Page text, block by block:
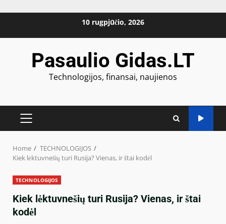
10 rugpjūčio, 2026
Pasaulio Gidas.LT
Technologijos, finansai, naujienos
PRIMARY
Home
TECHNOLOGIJOS
Kiek lėktuvnešių turi Rusija? Vienas, ir štai kodėl
TECHNOLOGIJOS
Kiek lėktuvnešių turi Rusija? Vienas, ir štai
kodėl